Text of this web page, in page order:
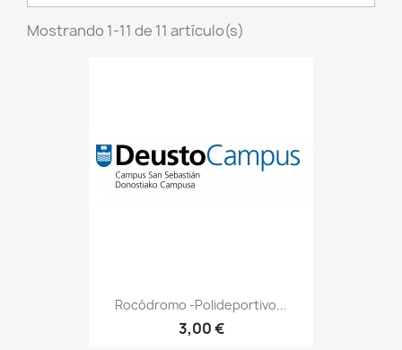
Mostrando 1-11 de 11 artículo(s)
Rocódromo -Polideportivo...
3,00 €